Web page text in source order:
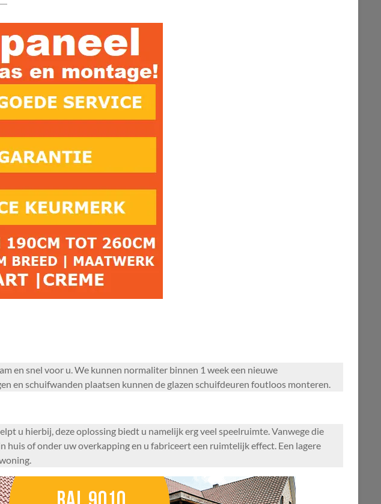
en snel voor u. We kunnen normaliter binnen 1 week een nieuwe
en schuifwanden plaatsen kunnen de glazen schuifdeuren foutloos monteren.
u hierbij, deze oplossing biedt u namelijk erg veel speelruimte. Vanwege die
of onder uw overkapping en u fabriceert een ruimtelijk effect. Een lagere